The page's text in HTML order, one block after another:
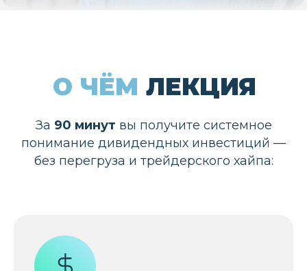
За 90 минут вы получите системное
понимание дивидендных инвестиций —
без перегруза и трейдерского хайпа: